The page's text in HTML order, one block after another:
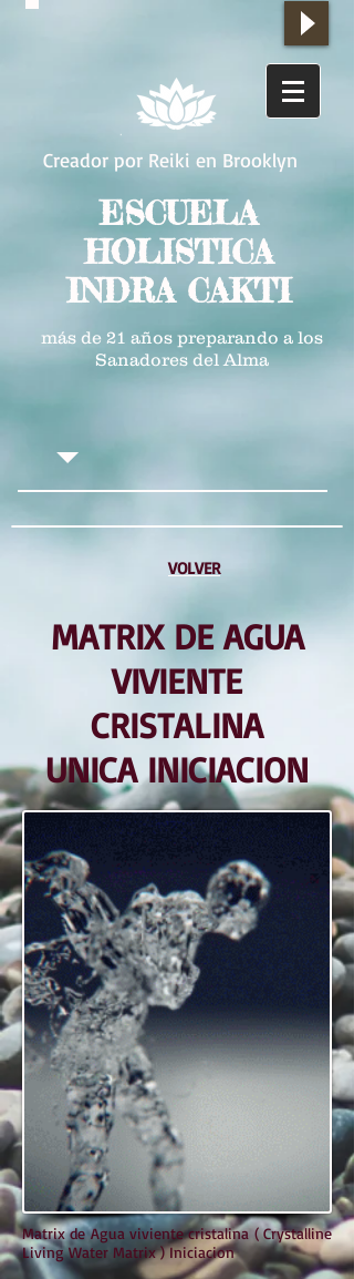
Creador por Reiki en Brooklyn
ESCUELA
HOLISTICA
INDRA CAKTI
más de 21 años preparando a los
Sanadores del Alma
VOLVER
MATRIX DE AGUA
VIVIENTE
CRISTALINA
UNICA INICIACION
Matrix de Agua viviente cristalina ( Crystalline
Living Water Matrix ) Iniciacion